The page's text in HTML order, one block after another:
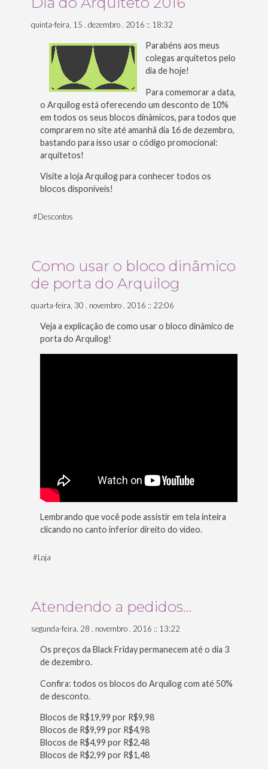
quinta-feira, 15 . dezembro . 2016 :: 18:32
Parabéns aos meus
colegas arquitetos pelo
dia de hoje!
Para comemorar a data,
o Arquilog está oferecendo um desconto de 10%
em todos os seus blocos dinâmicos, para todos que
comprarem no site até amanhã dia 16 de dezembro,
bastando para isso usar o código promocional:
arquitetos!
Visite a loja Arquilog para conhecer todos os
blocos disponíveis!
#Descontos
Como usar o bloco dinâmico
de porta do Arquilog
quarta-feira, 30 . novembro . 2016 :: 22:06
Veja a explicação de como usar o bloco dinâmico de
porta do Arquilog!
Lembrando que você pode assistir em tela inteira
clicando no canto inferior direito do vídeo.
#Loja
Atendendo a pedidos…
segunda-feira, 28 . novembro . 2016 :: 13:22
Os preços da Black Friday permanecem até o dia 3
de dezembro.
Confira: todos os blocos do Arquilog com até 50%
de desconto.
Blocos de R$19,99 por R$9,98
Blocos de R$9,99 por R$4,98
Blocos de R$4,99 por R$2,48
Blocos de R$2,99 por R$1,48